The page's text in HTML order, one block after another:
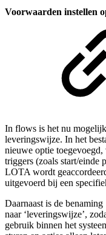
Voorwaarden instellen
In flows is het nu
leveringswijze. In het
nieuwe optie toegevoegd,
triggers (zoals start/einde
LOTA wordt
uitgevoerd bij een
Daarnaast is de benaming
naar ‘leveringswijze’,
gebruik binnen het